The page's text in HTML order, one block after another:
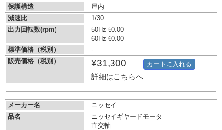
保護構造
屋内
減速比
1/30
出力回転数(rpm)
50Hz 50.00
60Hz 60.00
標準価格（税別）
-
販売価格（税別）
¥31,300
詳細はこちらへ
カートに入れる
メーカー名
ニッセイ
品名
ニッセイギヤードモータ
直交軸